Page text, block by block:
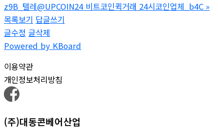
z9B_텔레@UPCOIN24 비트코인퀵거래 24시코인업체_b4C »
목록보기 답글쓰기
글수정 글삭제
Powered by KBoard
이용약관
개인정보처리방침
(주)대동콘베어산업